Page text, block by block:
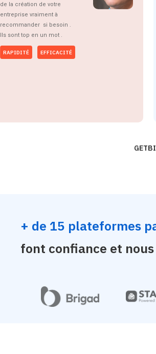
de la création de votre
entreprise vraiment à
recommander si besoin .
Ils sont top en un mot .
RAPIDITÉ EFFICACITÉ
+ de 15 plateformes
font confiance et